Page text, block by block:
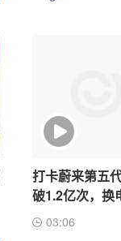
打卡蔚来第五
破1.2亿次，换
03:06